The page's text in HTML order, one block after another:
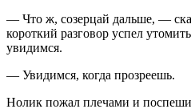
— Что ж, созерцай дальше, —
короткий разговор успел
увидимся.
— Увидимся, когда прозреешь.
Нолик пожал плечами и